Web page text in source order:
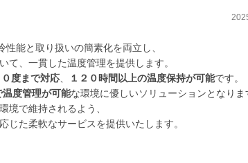
性能と取り扱いの簡素化を両立し、
て、一貫した温度管理を提供します。
度まで対応 １２０時間以上の温度保持が可能です。
度管理が可能な環境に優しいソリューションとなりま
境で維持されるよう、
じた柔軟なサービスを提供いたします。